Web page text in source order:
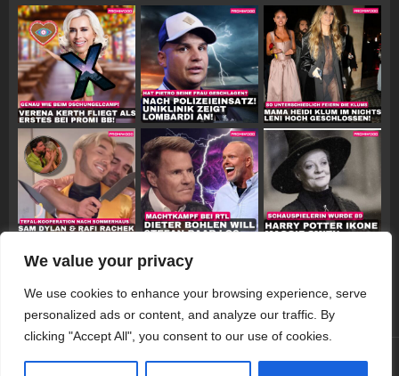
We value your privacy
We use cookies to enhance your browsing experience, serve
personalized ads or content, and analyze our traffic. By
clicking "Accept All", you consent to our use of cookies.
Follow on Instagram